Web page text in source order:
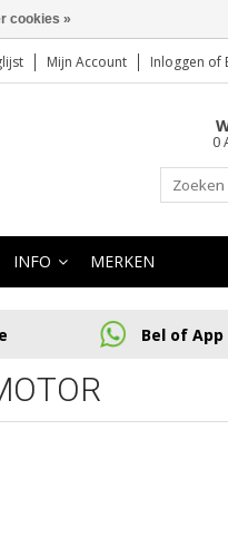
Mijn Account Inloggen of
0
INFO MERKEN
Bel of App
cookies »